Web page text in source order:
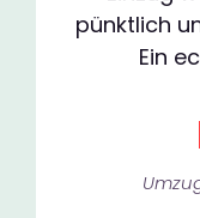
pünktlich
Ein